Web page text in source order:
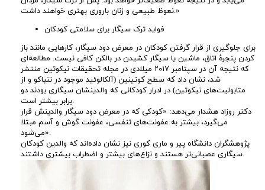
نعوظ طبیعی و زنان باروری بهتری خواهند داشت.»
فواید ترک سیگار برای سلامتی کودکان
برای جلوگیری از قرار گرفتن کودکان در معرض دود سیگار، کارهایی مانند باز
کردن پنجرۀ اتاق، ماشین یا سیگار کشیدن در بالکن کافی نیست. مطالعه‌ای
که نتیجه آن در سپتامبر ۲۰۱۷ میلادی در مجله تحقیقات نیکوتین منتشر
شد، نشان داد که سطح کوتینین (آلکالوئید موجود در تنباکو و از
متابولیت‌های نیکوتین) در ادرار کودکانی که والدینشان سیگاری بودند دو
برابر بیشتر است.
دکتر روزاد هشدار می‌دهد: «کودکی که در معرض دود سیگار والدینش قرار
می‌گیرد، بیشتر به عفونت‌های تنفسی، عفونت گوش و آسم مبتلا
می‌شود».
پژوهشگران دانشگاه پیر و ماری کوری نیز نشان داده‌اند که والدین کودکان
سیگاری عصبانی‌تر هستند و نزاع‌های بیشتر و اضطراب بیشتری داشتند.